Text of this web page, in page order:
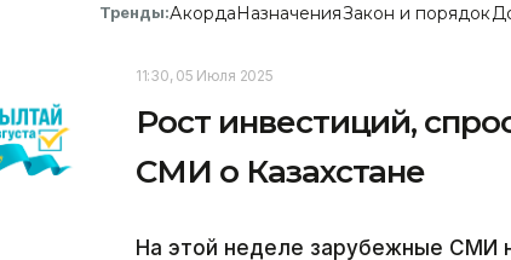
Тренды:АкордаНазначенияЗакон и порядок
11:30, 05 Июля 2025
Рост инвестиций,
СМИ о Казахстане
На этой неделе зарубежные СМИ